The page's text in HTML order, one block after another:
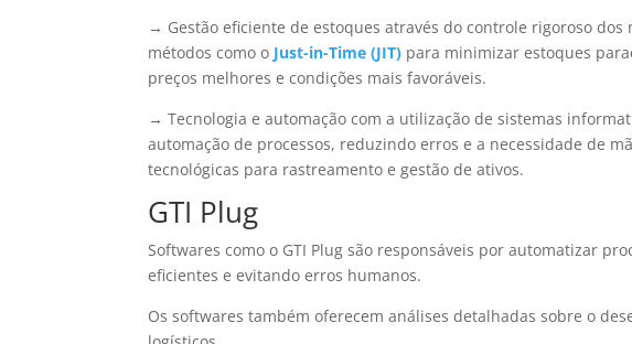
→ Gestão eficiente de estoques através do controle rigoroso
métodos como o Just-in-Time (JIT) para minimizar estoques
preços melhores e condições mais favoráveis.
→ Tecnologia e automação com a utilização de sistemas
automação de processos, reduzindo erros e a necessidade de
tecnológicas para rastreamento e gestão de ativos.
GTI Plug
Softwares como o GTI Plug são responsáveis por automatizar
eficientes e evitando erros humanos.
Os softwares também oferecem análises detalhadas sobre o